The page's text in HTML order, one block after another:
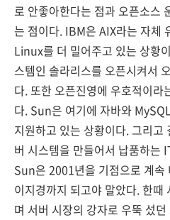
로 안좋아한다는 점과 오픈소스
는 점이다. IBM은 AIX라는 자체
Linux를 더 밀어주고 있는 상황
스템인 솔라리스를 오픈시켜서
다. 또한 오픈진영에 우호적이라
다. Sun은 여기에 자바와
지원하고 있는 상황이다. 그리
버 시스템을 만들어서 납품하는
Sun은 2001년을 기점으로 계속
이지경까지 되고야 말았다. 한때
며 서버 시장의 강자로 우뚝 섰